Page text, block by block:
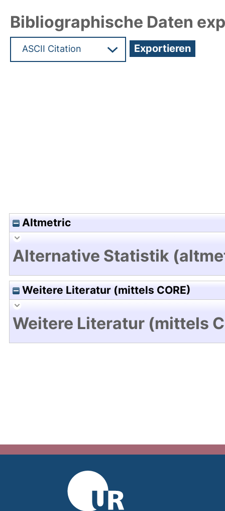
Bibliographische Daten
Altmetric
Alternative Statistik
Weitere Literatur (mittels CORE)
Weitere Literatur (mittels